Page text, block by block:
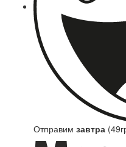
Отправим завтра